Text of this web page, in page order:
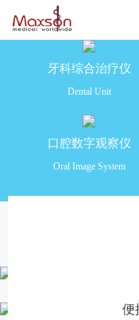
牙科综合治疗仪
Dental Unit
口腔数字观察仪
Oral Image System
便